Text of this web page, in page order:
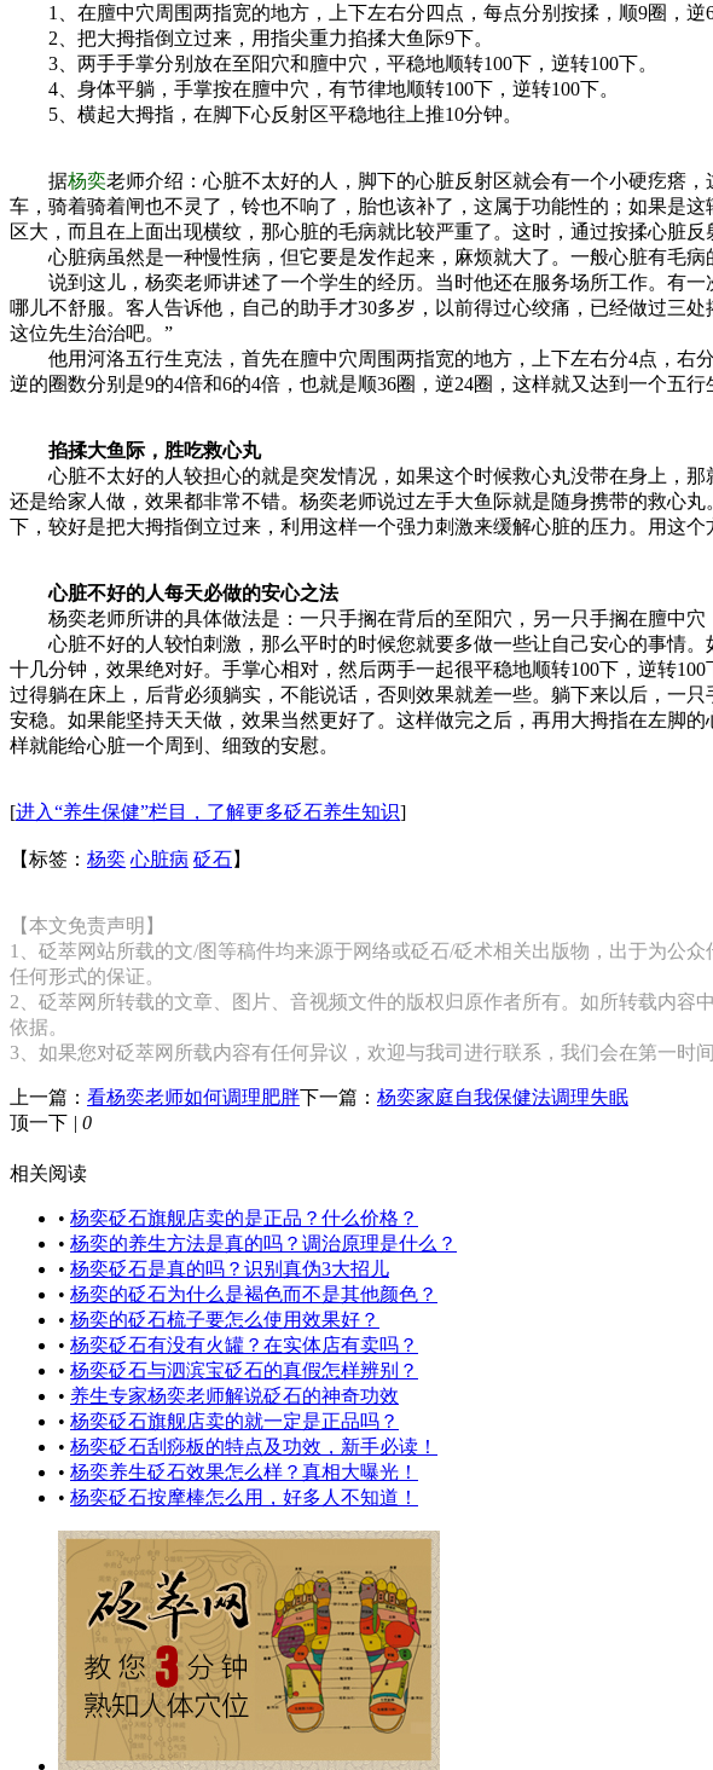
1、在膻中穴周围两指宽的地方，上下左右分四点，每点分别按揉，顺9圈，逆6
2、把大拇指倒立过来，用指尖重力掐揉大鱼际9下。
3、两手手掌分别放在至阳穴和膻中穴，平稳地顺转100下，逆转100下。
4、身体平躺，手掌按在膻中穴，有节律地顺转100下，逆转100下。
5、横起大拇指，在脚下心反射区平稳地往上推10分钟。
据杨奕老师介绍：心脏不太好的人，脚下的心脏反射区就会有一个小硬疙瘩
车，骑着骑着闸也不灵了，铃也不响了，胎也该补了，这属于功能性的；如果是
区大，而且在上面出现横纹，那心脏的毛病就比较严重了。这时，通过按揉心脏
心脏病虽然是一种慢性病，但它要是发作起来，麻烦就大了。一般心脏有毛病
说到这儿，杨奕老师讲述了一个学生的经历。当时他还在服务场所工作。有一
哪儿不舒服。客人告诉他，自己的助手才30多岁，以前得过心绞痛，已经做过三
这位先生治治吧。”
他用河洛五行生克法，首先在膻中穴周围两指宽的地方，上下左右分4点，右
逆的圈数分别是9的4倍和6的4倍，也就是顺36圈，逆24圈，这样就又达到一个五
掐揉大鱼际，胜吃救心丸
心脏不太好的人较担心的就是突发情况，如果这个时候救心丸没带在身上，那
还是给家人做，效果都非常不错。杨奕老师说过左手大鱼际就是随身携带的救心
下，较好是把大拇指倒立过来，利用这样一个强力刺激来缓解心脏的压力。用这个
心脏不好的人每天必做的安心之法
杨奕老师所讲的具体做法是：一只手搁在背后的至阳穴，另一只手搁在膻中穴
心脏不好的人较怕刺激，那么平时的时候您就要多做一些让自己安心的事情。
十几分钟，效果绝对好。手掌心相对，然后两手一起很平稳地顺转100下，逆转
过得躺在床上，后背必须躺实，不能说话，否则效果就差一些。躺下来以后，一
安稳。如果能坚持天天做，效果当然更好了。这样做完之后，再用大拇指在左脚
样就能给心脏一个周到、细致的安慰。
[进入“养生保健”栏目，了解更多砭石养生知识]
【标签： 杨奕 心脏病 砭石】
【本文免责声明】
1、砭萃网站所载的文/图等稿件均来源于网络或砭石/砭术相关出版物，出于为公
任何形式的保证。
2、砭萃网所转载的文章、图片、音视频文件的版权归原作者所有。如所转载内容
依据。
3、如果您对砭萃网所载内容有任何异议，欢迎与我司进行联系，我们会在第一时
上一篇： 看杨奕老师如何调理肥胖下一篇： 杨奕家庭自我保健法调理失眠
顶一下 | 0
相关阅读
• 杨奕砭石旗舰店卖的是正品？什么价格？
• 杨奕的养生方法是真的吗？调治原理是什么？
• 杨奕砭石是真的吗？识别真伪3大招儿
• 杨奕的砭石为什么是褐色而不是其他颜色？
• 杨奕的砭石梳子要怎么使用效果好？
• 杨奕砭石有没有火罐？在实体店有卖吗？
• 杨奕砭石与泗滨宝砭石的真假怎样辨别？
• 养生专家杨奕老师解说砭石的神奇功效
• 杨奕砭石旗舰店卖的就一定是正品吗？
• 杨奕砭石刮痧板的特点及功效，新手必读！
• 杨奕养生砭石效果怎么样？真相大曝光！
• 杨奕砭石按摩棒怎么用，好多人不知道！